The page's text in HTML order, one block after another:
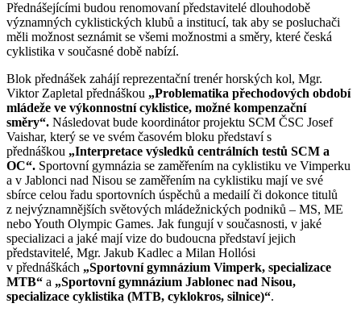
Přednášejícími budou renomovaní představitelé dlouhodobě
významných cyklistických klubů a institucí, tak aby se posluchači
měli možnost seznámit se všemi možnostmi a směry, které česká
cyklistika v současné době nabízí.
Blok přednášek zahájí reprezentační trenér horských kol, Mgr.
Viktor Zapletal přednáškou „Problematika přechodových období
mládeže ve výkonnostní cyklistice, možné kompenzační
směry“. Následovat bude koordinátor projektu SCM ČSC Josef
Vaishar, který se ve svém časovém bloku představí s
přednáškou „Interpretace výsledků centrálních testů SCM a
OC“. Sportovní gymnázia se zaměřením na cyklistiku ve Vimperku
a v Jablonci nad Nisou se zaměřením na cyklistiku mají ve své
sbírce celou řadu sportovních úspěchů a medailí či dokonce titulů
z nejvýznamnějších světových mládežnických podniků – MS, ME
nebo Youth Olympic Games. Jak fungují v současnosti, v jaké
specializaci a jaké mají vize do budoucna představí jejich
představitelé, Mgr. Jakub Kadlec a Milan Hollósi
v přednáškách „Sportovní gymnázium Vimperk, specializace
MTB“ a „Sportovní gymnázium Jablonec nad Nisou,
specializace cyklistika (MTB, cyklokros, silnice)“.